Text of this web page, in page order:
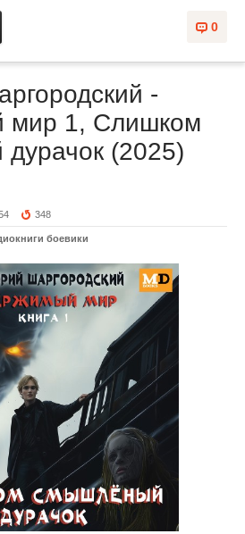
0
-
мир 1, Слишком
(2025)
348
боевики